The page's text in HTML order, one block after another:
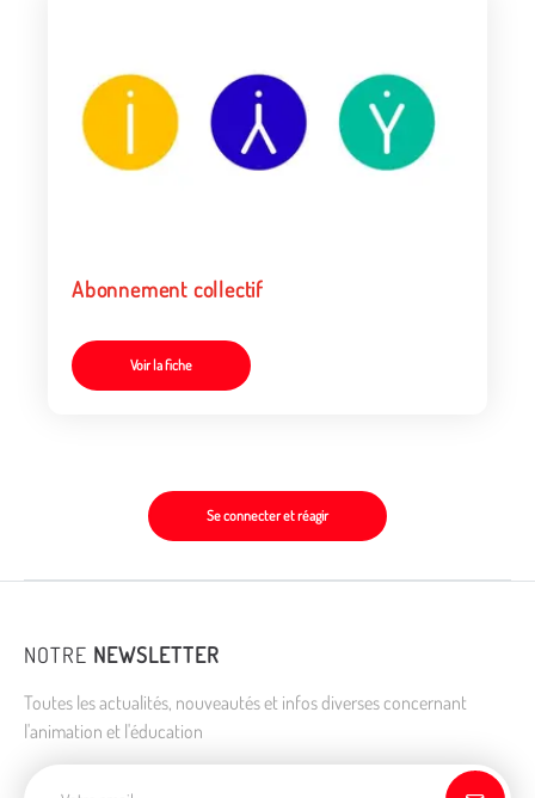
Abonnement collectif
Voir la fiche
Se connecter et réagir
NOTRE NEWSLETTER
Toutes les actualités, nouveautés et infos diverses concernant
l'animation et l'éducation